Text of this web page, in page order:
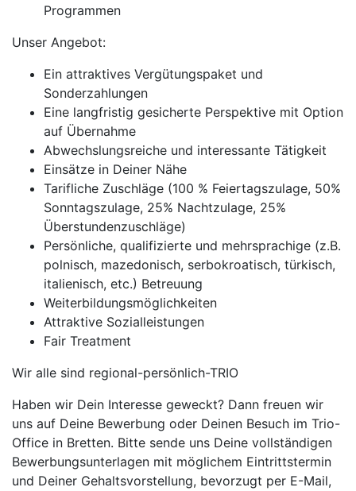
Programmen
Unser Angebot:
Ein attraktives Vergütungspaket und
Sonderzahlungen
Eine langfristig gesicherte Perspektive mit Option
auf Übernahme
Abwechslungsreiche und interessante Tätigkeit
Einsätze in Deiner Nähe
Tarifliche Zuschläge (100 % Feiertagszulage, 50%
Sonntagszulage, 25% Nachtzulage, 25%
Überstundenzuschläge)
Persönliche, qualifizierte und mehrsprachige (z.B.
polnisch, mazedonisch, serbokroatisch, türkisch,
italienisch, etc.) Betreuung
Weiterbildungsmöglichkeiten
Attraktive Sozialleistungen
Fair Treatment
Wir alle sind regional-persönlich-TRIO
Haben wir Dein Interesse geweckt? Dann freuen wir
uns auf Deine Bewerbung oder Deinen Besuch im Trio-
Office in Bretten. Bitte sende uns Deine vollständigen
Bewerbungsunterlagen mit möglichem Eintrittstermin
und Deiner Gehaltsvorstellung, bevorzugt per E-Mail,